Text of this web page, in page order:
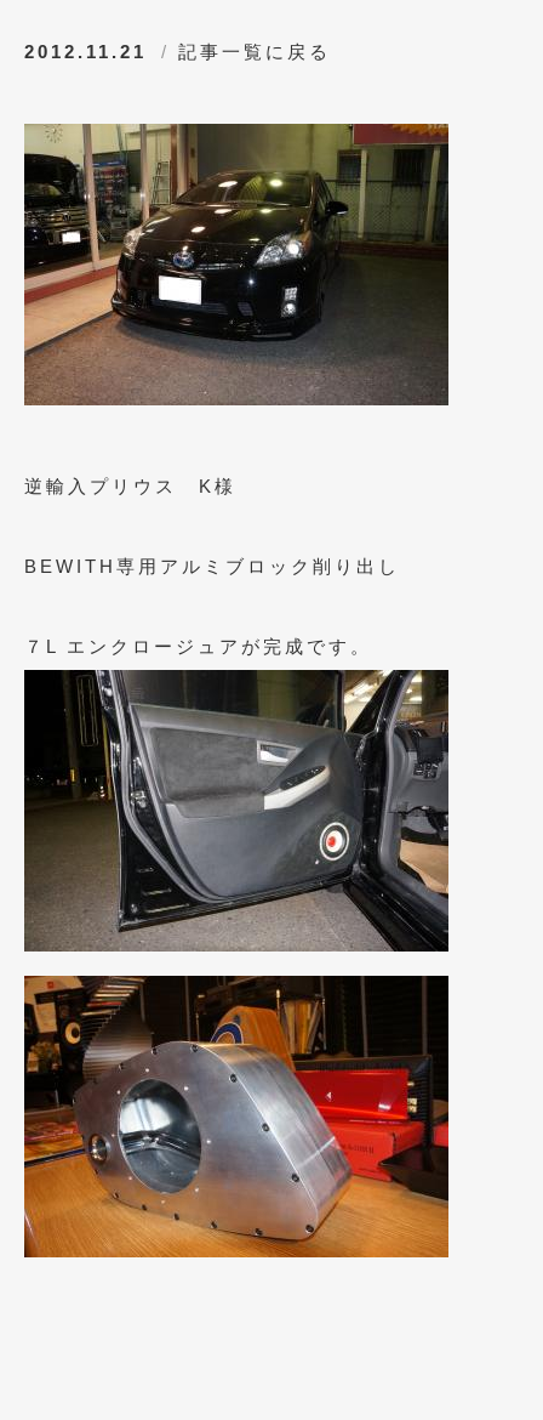
2024年8月(1)
2024年6月 (1)
2024年4月(1)
2024年1月(1)
2023年12月 (2)
2023年11月(1)
2023年10月(2)
2023年8月 (2)
2022年12月 (1)
2022年8月(1)
2022年4月(2)
2022年1月
2021年12月(2)
2021年8月(2)
2021年7月(7)
2021年4月(1)
2021年3月 (1)
2021年1月 (2)
2020年12月 (2)
2020年11月(2)
2020年10月 (1)
2020年9月(3)
2012.11.21 記事一覧に戻る
逆輸入プリウス K様
BEWITH専用アルミブロック削り出し
７L エンクロージュアが完成です。